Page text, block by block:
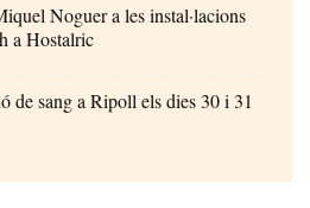
Noguer a les instal·lacions
a Hostalric
de sang a Ripoll els dies 30 i 31